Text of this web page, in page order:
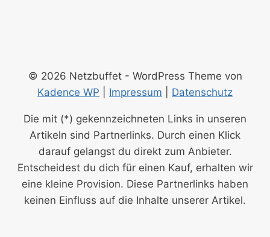
© 2026 Netzbuffet - WordPress Theme von
Kadence WP
Impressum Datenschutz
Die mit (*) gekennzeichneten Links in unseren
Artikeln sind Partnerlinks. Durch einen Klick
darauf ge­lan­gst du direkt zum Anbieter.
Entscheidest du dich für einen Kauf, erhalten wir
ei­ne kleine Provision. Diese Partnerlinks haben
keinen Einfluss auf die Inhalte unserer Artikel.